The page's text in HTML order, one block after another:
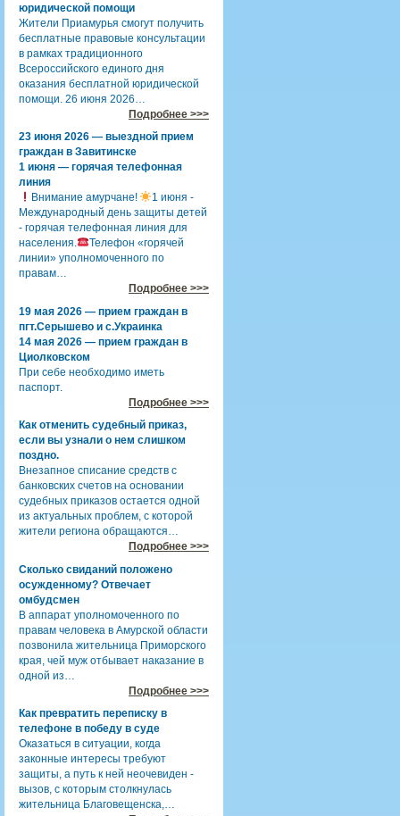
юридической помощи
Жители Приамурья смогут получить
бесплатные правовые консультации
в рамках традиционного
Всероссийского единого дня
оказания бесплатной юридической
помощи. 26 июня 2026…
Подробнее >>>
23 июня 2026 — выездной прием
граждан в Завитинске
1 июня — горячая телефонная
линия
Внимание амурчане!
1 июня -
Международный день защиты детей
- горячая телефонная линия для
населения.
Телефон «горячей
линии» уполномоченного по
правам…
Подробнее >>>
19 мая 2026 — прием граждан в
пгт.Серышево и с.Украинка
14 мая 2026 — прием граждан в
Циолковском
При себе необходимо иметь
паспорт.
Подробнее >>>
Как отменить судебный приказ,
если вы узнали о нем слишком
поздно.
Внезапное списание средств с
банковских счетов на основании
судебных приказов остается одной
из актуальных проблем, с которой
жители региона обращаются…
Подробнее >>>
Сколько свиданий положено
осужденному? Отвечает
омбудсмен
В аппарат уполномоченного по
правам человека в Амурской области
позвонила жительница Приморского
края, чей муж отбывает наказание в
одной из…
Подробнее >>>
Как превратить переписку в
телефоне в победу в суде
Оказаться в ситуации, когда
законные интересы требуют
защиты, а путь к ней неочевиден -
вызов, с которым столкнулась
жительница Благовещенска,…